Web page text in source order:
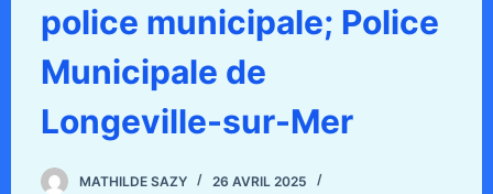
police municipale; Police
Municipale de
Longeville-sur-Mer
MATHILDE SAZY
26 AVRIL 2025